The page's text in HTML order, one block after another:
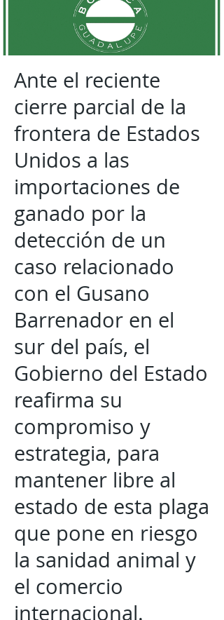
Ante el reciente
cierre parcial de la
frontera de Estados
Unidos a las
importaciones de
ganado por la
detección de un
caso relacionado
con el Gusano
Barrenador en el
sur del país, el
Gobierno del Estado
reafirma su
compromiso y
estrategia, para
mantener libre al
estado de esta plaga
que pone en riesgo
la sanidad animal y
el comercio
internacional.